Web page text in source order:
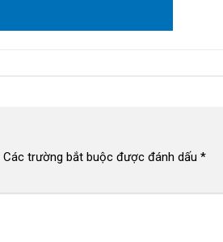
Các trường bắt buộc được đánh dấu *